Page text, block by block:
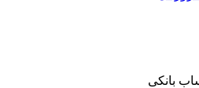
بانکی